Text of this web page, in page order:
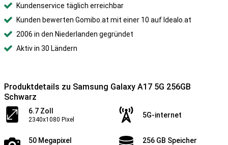
Kundenservice täglich erreichbar
Kunden bewerten Gomibo.at mit einer 10 auf Idealo.at
2006 in den Niederlanden gegründet
Aktiv in 30 Ländern
Produktdetails zu Samsung Galaxy A17 5G 256GB
Schwarz
6.7 Zoll
2340x1080 Pixel
5G-internet
50 Megapixel 256 GB Speicher